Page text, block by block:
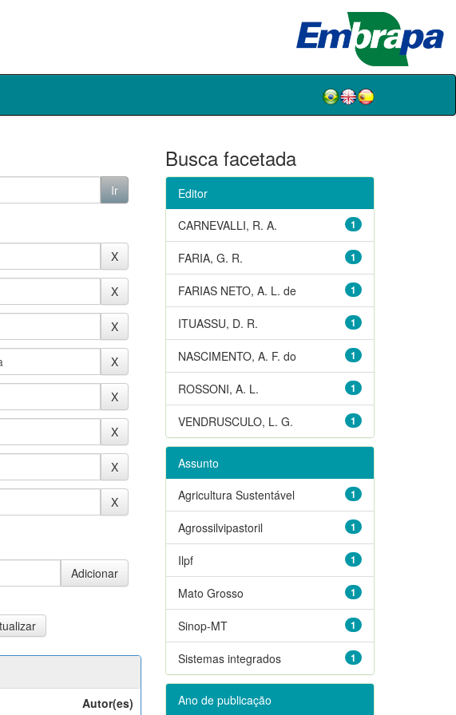
Autor(es)
Busca facetada
Editor
1
CARNEVALLI, R. A.
1
FARIA, G. R.
1
FARIAS NETO, A. L. de
1
ITUASSU, D. R.
1
NASCIMENTO, A. F. do
1
ROSSONI, A. L.
1
VENDRUSCULO, L. G.
Assunto
1
Agricultura Sustentável
1
Agrossilvipastoril
1
Ilpf
1
Mato Grosso
1
Sinop-MT
1
Sistemas integrados
Ano de publicação